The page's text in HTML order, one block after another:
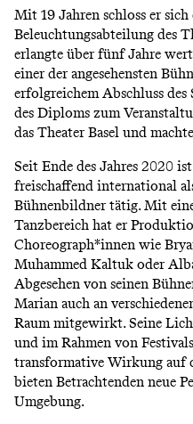
Mit 19 Jahren schloss er
Beleuchtungsabteilung des
erlangte über fünf Jahre
einer der angesehensten
erfolgreichem Abschluss
des Diploms zum
das Theater Basel und
Seit Ende des Jahres 2020
freischaffend international
Bühnenbildner tätig. Mit
Tanzbereich hat er
Choreograph*innen wie
Muhammed Kaltuk oder
Abgesehen von seinen
Marian auch an
Raum mitgewirkt. Seine
und im Rahmen von
transformative Wirkung auf
bieten Betrachtenden neue
Umgebung.